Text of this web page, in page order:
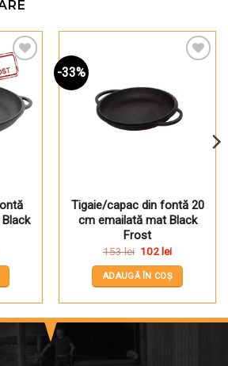
lei.
-33%
Tigaie/capac din fontă 20
cm emailată mat Black
Frost
153lei Prețul
a
fost:
153 lei.
102 leiPrețul
este:
102 lei.
ADAUGĂ ÎN COȘ